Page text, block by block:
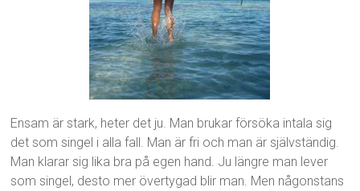
Ensam är stark, heter det ju. Man brukar försöka intala sig
det som singel i alla fall. Man är fri och man är självständig.
Man klarar sig lika bra på egen hand. Ju längre man lever
som singel, desto mer övertygad blir man. Men någonstans